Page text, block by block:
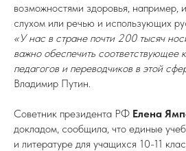
возможностями здоровья,
слухом или речью и использующих
«У нас в стране почти 200 тысяч
важно обеспечить соответствующее
педагогов и переводчиков в этой
Владимир Путин.
Советник президента РФ Елена
докладом, сообщила, что единые
и литературе для учащихся 10-11